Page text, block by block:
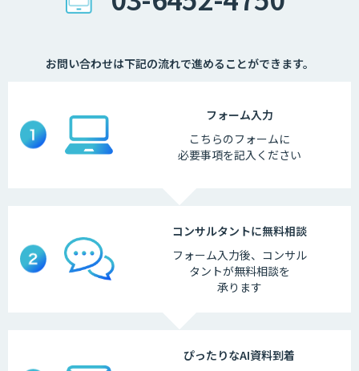
お問い合わせは下記の流れで進めることができます。
フォーム入力
こちらのフォームに
必要事項を記入ください
コンサルタントに無料相談
フォーム入力後、 コンサル
タントが無料相談を
承ります
ぴったりなAI資料到着